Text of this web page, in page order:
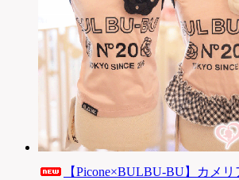
【Picone×BULBU-BU】カメリ